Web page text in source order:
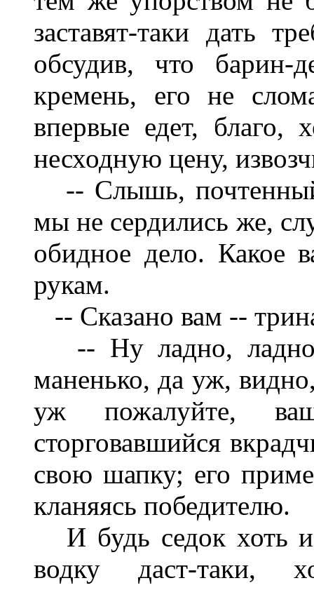
заставят-таки дать
обсудив, что барин-
кремень, его не
впервые едет, благо,
несходную цену,
-- Слышь,
мы не сердились же,
обидное дело. Какое
рукам.
-- Сказано вам --
-- Ну ладно,
маненько, да уж,
уж пожалуйте,
сторговавшийся
свою шапку; его
кланяясь победителю.
И будь седок хоть
водку даст-